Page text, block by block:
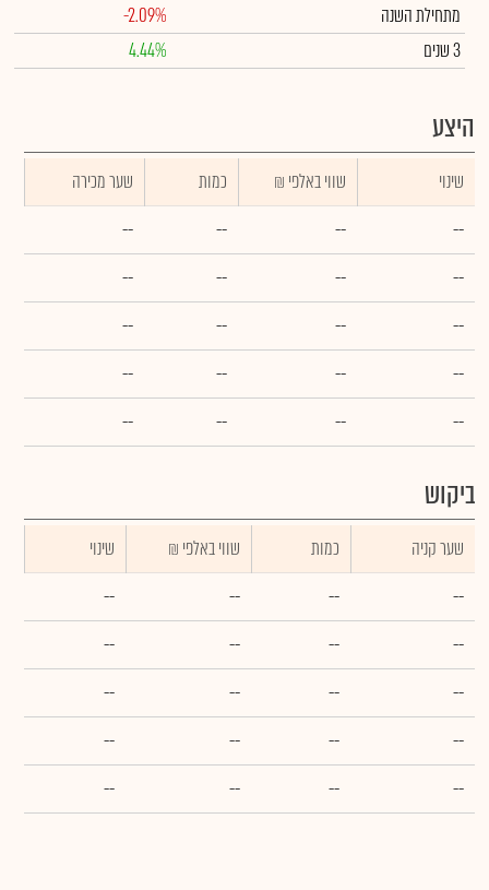
מתחילת השנה
-2.09%
3 שנים
4.44%
היצע
שינוי ₪ שווי באלפי כמות
שער מכירה
--
--
--
--
--
--
--
--
--
--
--
--
--
--
--
--
--
--
--
--
ביקוש
שער קניה כמות ₪ שווי באלפי
שינוי
--
--
--
--
--
--
--
--
--
--
--
--
--
--
--
--
--
--
--
--